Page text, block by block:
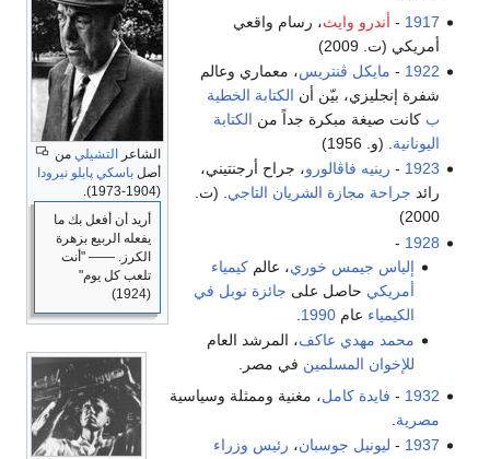
الشاعر التشيلي من
أصل باسكي پابلو نيرودا
(1904-1973).
أريد أن أفعل بك ما
يفعله الربيع بزهرة
الكرز. ―― "أنت
تلعب كل يوم"
(1924)
1917
- أندرو وايث، رسام واقعي
أمريكي (ت. 2009)
1922
- مايكل ڤنتريس، معماري وعالم
شفرة إنجليزي، بيّن أن الكتابة الخطية
ب كانت صيغة مبكرة جداً من الكتابة
اليونانية . (و. 1956)
1923
- رينيه فاڤالورو، جراح أرجنتيني،
رائد جراحة مجازة الشريان التاجي. (ت.
2000)
1928
-
إلياس جيمس خوري، عالم كيمياء
أمريكي حاصل على جائزة نوبل في
الكيمياء عام 1990
محمد مهدي عاكف، المرشد العام
للإخوان المسلمين في مصر.
1932
- فايدة كامل، مغنية وممثلة وسياسية
مصرية
1937
- ليونيل جوسبان، رئيس وزراء